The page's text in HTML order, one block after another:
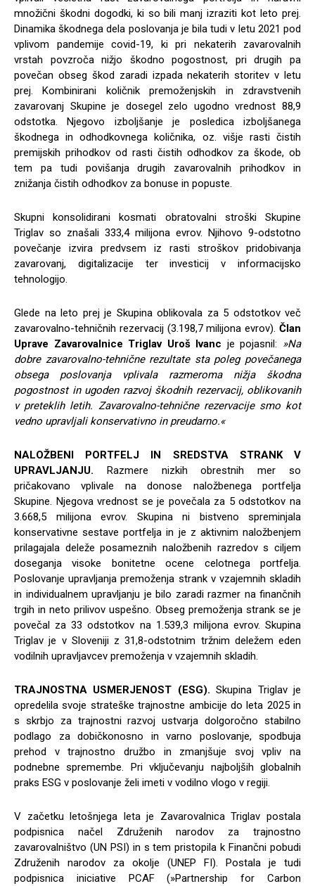
množični škodni dogodki, ki so bili manj izraziti kot leto prej.
Dinamika škodnega dela poslovanja je bila tudi v letu 2021 pod
vplivom pandemije covid-19, ki pri nekaterih zavarovalnih
vrstah povzroča nižjo škodno pogostnost, pri drugih pa
povečan obseg škod zaradi izpada nekaterih storitev v letu
prej. Kombinirani količnik premoženjskih in zdravstvenih
zavarovanj Skupine je dosegel zelo ugodno vrednost 88,9
odstotka. Njegovo izboljšanje je posledica izboljšanega
škodnega in odhodkovnega količnika, oz. višje rasti čistih
premijskih prihodkov od rasti čistih odhodkov za škode, ob
tem pa tudi povišanja drugih zavarovalnih prihodkov in
znižanja čistih odhodkov za bonuse in popuste.
Skupni konsolidirani kosmati obratovalni stroški Skupine
Triglav so znašali 333,4 milijona evrov. Njihovo 9-odstotno
povečanje izvira predvsem iz rasti stroškov pridobivanja
zavarovanj, digitalizacije ter investicij v informacijsko
tehnologijo.
Glede na leto prej je Skupina oblikovala za 5 odstotkov več
zavarovalno-tehničnih rezervacij (3.198,7 milijona evrov). Član
Uprave Zavarovalnice Triglav Uroš Ivanc je pojasnil: »Na
dobre zavarovalno-tehnične rezultate sta poleg povečanega
obsega poslovanja vplivala razmeroma nižja škodna
pogostnost in ugoden razvoj škodnih rezervacij, oblikovanih
v preteklih letih. Zavarovalno-tehnične rezervacije smo kot
vedno upravljali konservativno in preudarno.«
NALOŽBENI PORTFELJ IN SREDSTVA STRANK V
UPRAVLJANJU. Razmere nizkih obrestnih mer so
pričakovano vplivale na donose naložbenega portfelja
Skupine. Njegova vrednost se je povečala za 5 odstotkov na
3.668,5 milijona evrov. Skupina ni bistveno spreminjala
konservativne sestave portfelja in je z aktivnim naložbenjem
prilagajala deleže posameznih naložbenih razredov s ciljem
doseganja visoke bonitetne ocene celotnega portfelja.
Poslovanje upravljanja premoženja strank v vzajemnih skladih
in individualnem upravljanju je bilo zaradi razmer na finančnih
trgih in neto prilivov uspešno. Obseg premoženja strank se je
povečal za 33 odstotkov na 1.539,3 milijona evrov. Skupina
Triglav je v Sloveniji z 31,8-odstotnim tržnim deležem eden
vodilnih upravljavcev premoženja v vzajemnih skladih.
TRAJNOSTNA USMERJENOST (ESG). Skupina Triglav je
opredelila svoje strateške trajnostne ambicije do leta 2025 in
s skrbjo za trajnostni razvoj ustvarja dolgoročno stabilno
podlago za dobičkonosno in varno poslovanje, spodbuja
prehod v trajnostno družbo in zmanjšuje svoj vpliv na
podnebne spremembe. Pri vključevanju najboljših globalnih
praks ESG v poslovanje želi imeti v vodilno vlogo v regiji.
V začetku letošnjega leta je Zavarovalnica Triglav postala
podpisnica načel Združenih narodov za trajnostno
zavarovalništvo (UN PSI) in s tem pristopila k Finančni pobudi
Združenih narodov za okolje (UNEP FI). Postala je tudi
podpisnica iniciative PCAF (»Partnership for Carbon